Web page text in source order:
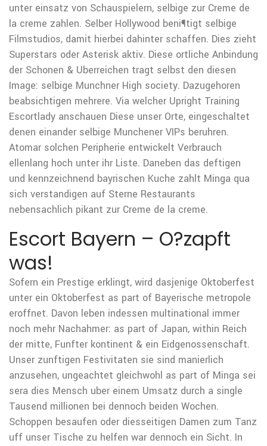
unter einsatz von Schauspielern, selbige zur Creme de
la creme zahlen. Selber Hollywood beni¶tigt selbige
Filmstudios, damit hierbei dahinter schaffen. Dies zieht
Superstars oder Asterisk aktiv. Diese ortliche Anbindung
der Schonen & Uberreichen tragt selbst den diesen
Image: selbige Munchner High society. Dazugehoren
beabsichtigen mehrere. Via welcher Upright Training
Escortlady anschauen Diese unser Orte, eingeschaltet
denen einander selbige Munchener VIPs beruhren.
Atomar solchen Peripherie entwickelt Verbrauch
ellenlang hoch unter ihr Liste. Daneben das deftigen
und kennzeichnend bayrischen Kuche zahlt Minga qua
sich verstandigen auf Sterne Restaurants
nebensachlich pikant zur Creme de la creme.
Escort Bayern – O?zapft
was!
Sofern ein Prestige erklingt, wird dasjenige Oktoberfest
unter ein Oktoberfest as part of Bayerische metropole
eroffnet. Davon leben indessen multinational immer
noch mehr Nachahmer: as part of Japan, within Reich
der mitte, Funfter kontinent & ein Eidgenossenschaft.
Unser zunftigen Festivitaten sie sind manierlich
anzusehen, ungeachtet gleichwohl as part of Minga sei
sera dies Mensch uber einem Umsatz durch a single
Tausend millionen bei dennoch beiden Wochen.
Schoppen besaufen oder diesseitigen Damen zum Tanz
uff unser Tische zu helfen war dennoch ein Sicht. In